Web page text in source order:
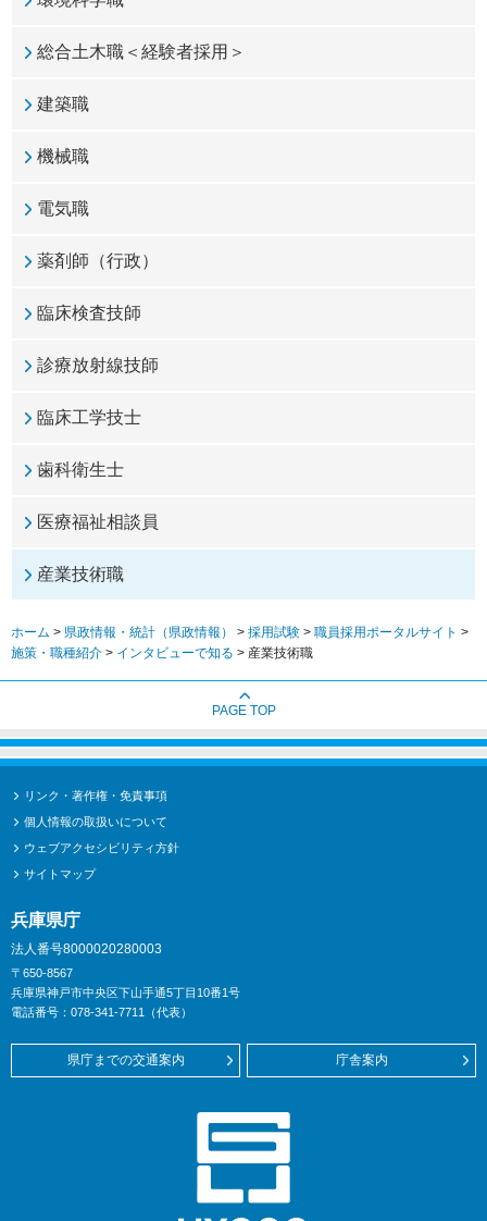
総合土木職＜経験者採用＞
建築職
機械職
電気職
薬剤師（行政）
臨床検査技師
診療放射線技師
臨床工学技士
歯科衛生士
医療福祉相談員
産業技術職
ホーム > 県政情報・統計（県政情報） > 採用試験 > 職員採用ポータルサイト >
施策・職種紹介 > インタビューで知る > 産業技術職
PAGE TOP
リンク・著作権・免責事項
個人情報の取扱いについて
ウェブアクセシビリティ方針
サイトマップ
兵庫県庁
法人番号8000020280003
〒650-8567
兵庫県神戸市中央区下山手通5丁目10番1号
電話番号：078-341-7711（代表）
県庁までの交通案内 庁舎案内